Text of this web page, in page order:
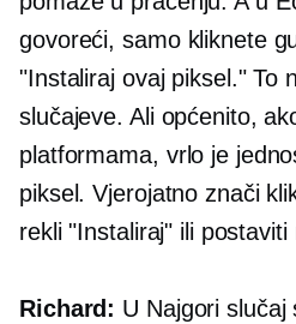
govoreći, samo kliknete
"Instaliraj ovaj piksel." To
slučajeve. Ali općenito,
platformama, vrlo je
piksel. Vjerojatno znači
rekli "Instaliraj" ili postaviti
Richard: U Najgori slučaj